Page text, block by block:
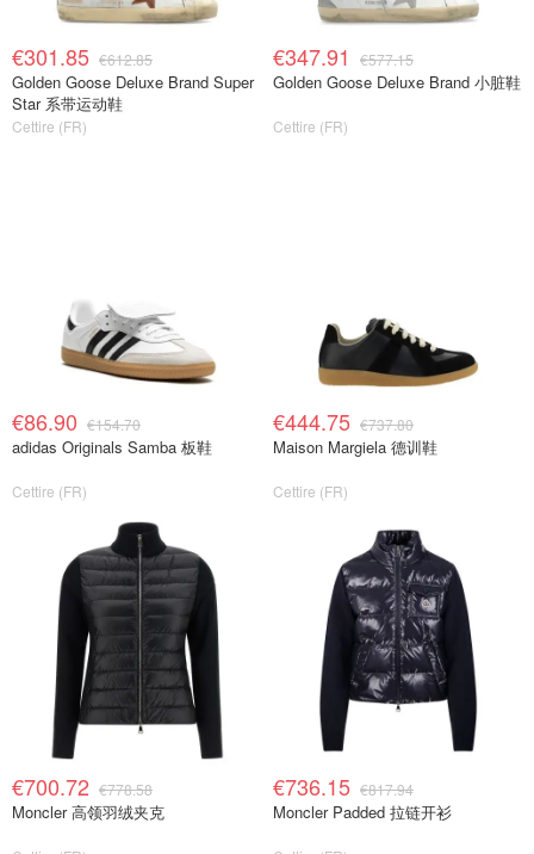
€301.85 €612.85
Golden Goose Deluxe Brand Super
Star 系带运动鞋
Cettire (FR)
€347.91 €577.15
Golden Goose Deluxe Brand 小脏鞋
Cettire (FR)
€86.90 €154.70
adidas Originals Samba 板鞋
Cettire (FR)
€444.75 €737.80
Maison Margiela 德训鞋
Cettire (FR)
€700.72 €778.58
Moncler 高领羽绒夹克
€736.15 €817.94
Moncler Padded 拉链开衫